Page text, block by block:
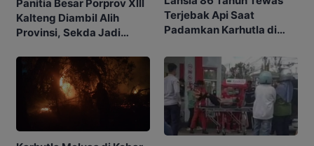
Panitia Besar Porprov Xlll
Kalteng Diambil Alih
Provinsi, Sekda Jadi
Terjebak Api Saat
Padamkan Karhutla di